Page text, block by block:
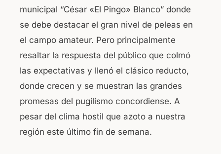
municipal “César «El Pingo» Blanco” donde
se debe destacar el gran nivel de peleas en
el campo amateur. Pero principalmente
resaltar la respuesta del público que colmó
las expectativas y llenó el clásico reducto,
donde crecen y se muestran las grandes
promesas del pugilismo concordiense. A
pesar del clima hostil que azoto a nuestra
región este último fin de semana.